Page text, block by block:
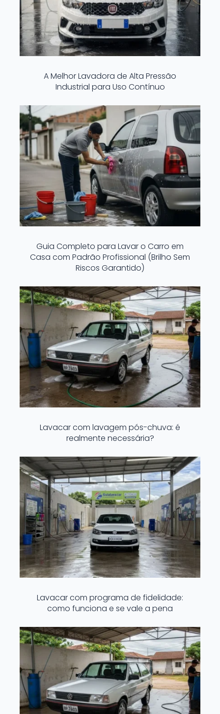
A Melhor Lavadora de Alta Pressão
Industrial para Uso Contínuo
Guia Completo para Lavar o Carro em
Casa com Padrão Profissional (Brilho Sem
Riscos Garantido)
Lavacar com lavagem pós-chuva: é
realmente necessária?
Lavacar com programa de fidelidade:
como funciona e se vale a pena